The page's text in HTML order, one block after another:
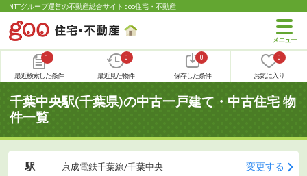
NTTグループ運営の不動産総合サイト goo住宅・不動産
1
最近検索した条件
0
最近見た物件
0
保存した条件
0
お気に入り
千葉中央駅(千葉県)の中古一戸建て・中古住宅 物
件一覧
駅 京成電鉄千葉線/千葉中央 変更する